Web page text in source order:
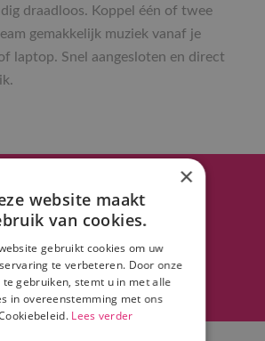
draadloos. Koppel één of twee
gemakkelijk muziek vanaf je
laptop. Snel aangesloten en direct
(regio Breda)
NL mogelijk
opvragen
×
website maakt
van cookies.
gebruikt cookies om uw
te verbeteren. Door onze
te gebruiken, stemt u in met alle
in overeenstemming met ons
Lees verder